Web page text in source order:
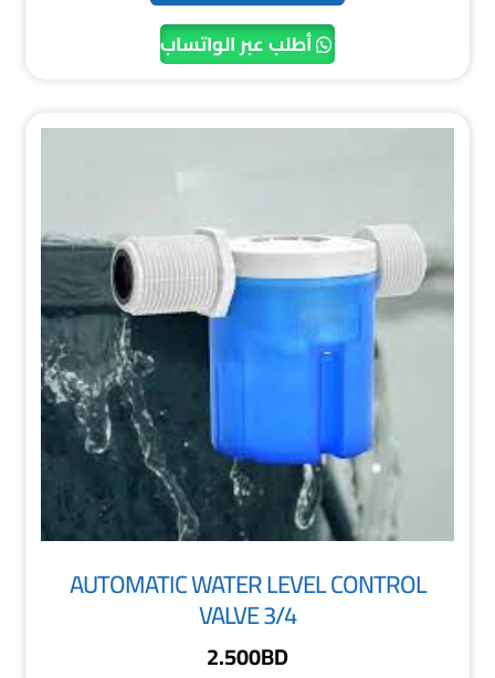
أطلب عبر الواتساب
AUTOMATIC WATER LEVEL CONTROL
VALVE 3/4
2.500BD